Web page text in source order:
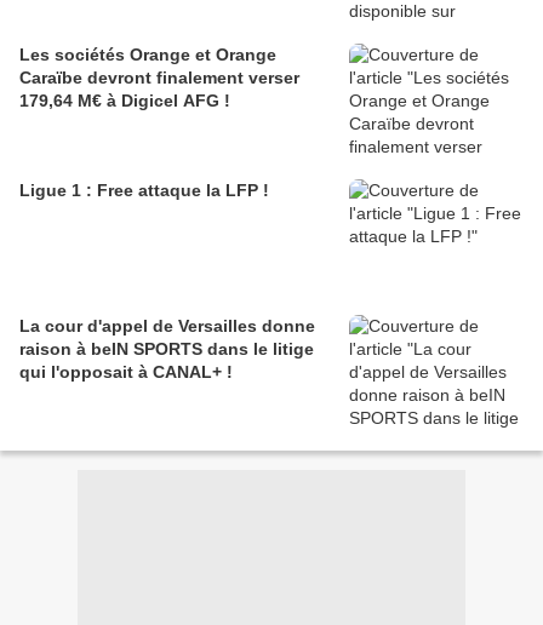
Les sociétés Orange et Orange
Caraïbe devront finalement verser
179,64 M€ à Digicel AFG !
Ligue 1 : Free attaque la LFP !
La cour d'appel de Versailles donne
raison à beIN SPORTS dans le litige
qui l'opposait à CANAL+ !